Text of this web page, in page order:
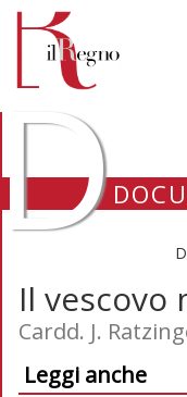
Il vescovo
Cardd. J.
Leggi anche